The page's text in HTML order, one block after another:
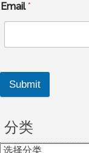
Email*
Submit
分类
分